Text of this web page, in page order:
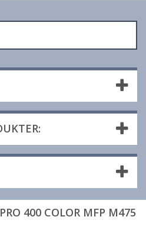
400 COLOR MFP M475